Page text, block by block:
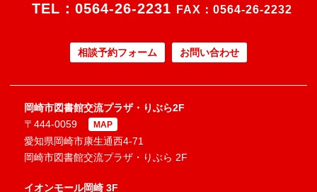
TEL： 0564-26-2231 FAX：0564-26-2232
相談予約フォーム お問い合わせ
岡崎市図書館交流プラザ・りぶら2F
〒444-0059
MAP
愛知県岡崎市康生通西4-71
岡崎市図書館交流プラザ・りぶら 2F
イオンモール岡崎 3F